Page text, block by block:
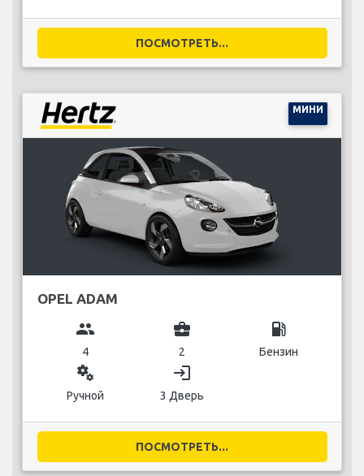
ПОСМОТРЕТЬ...
МИНИ
OPEL ADAM
group
4
business_center
2
local_gas_station
Бензин
miscellaneous_services
Ручной
login
3 Дверь
ПОСМОТРЕТЬ...